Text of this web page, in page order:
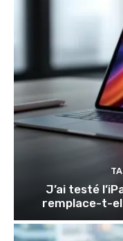
J’ai testé
remplace-t-